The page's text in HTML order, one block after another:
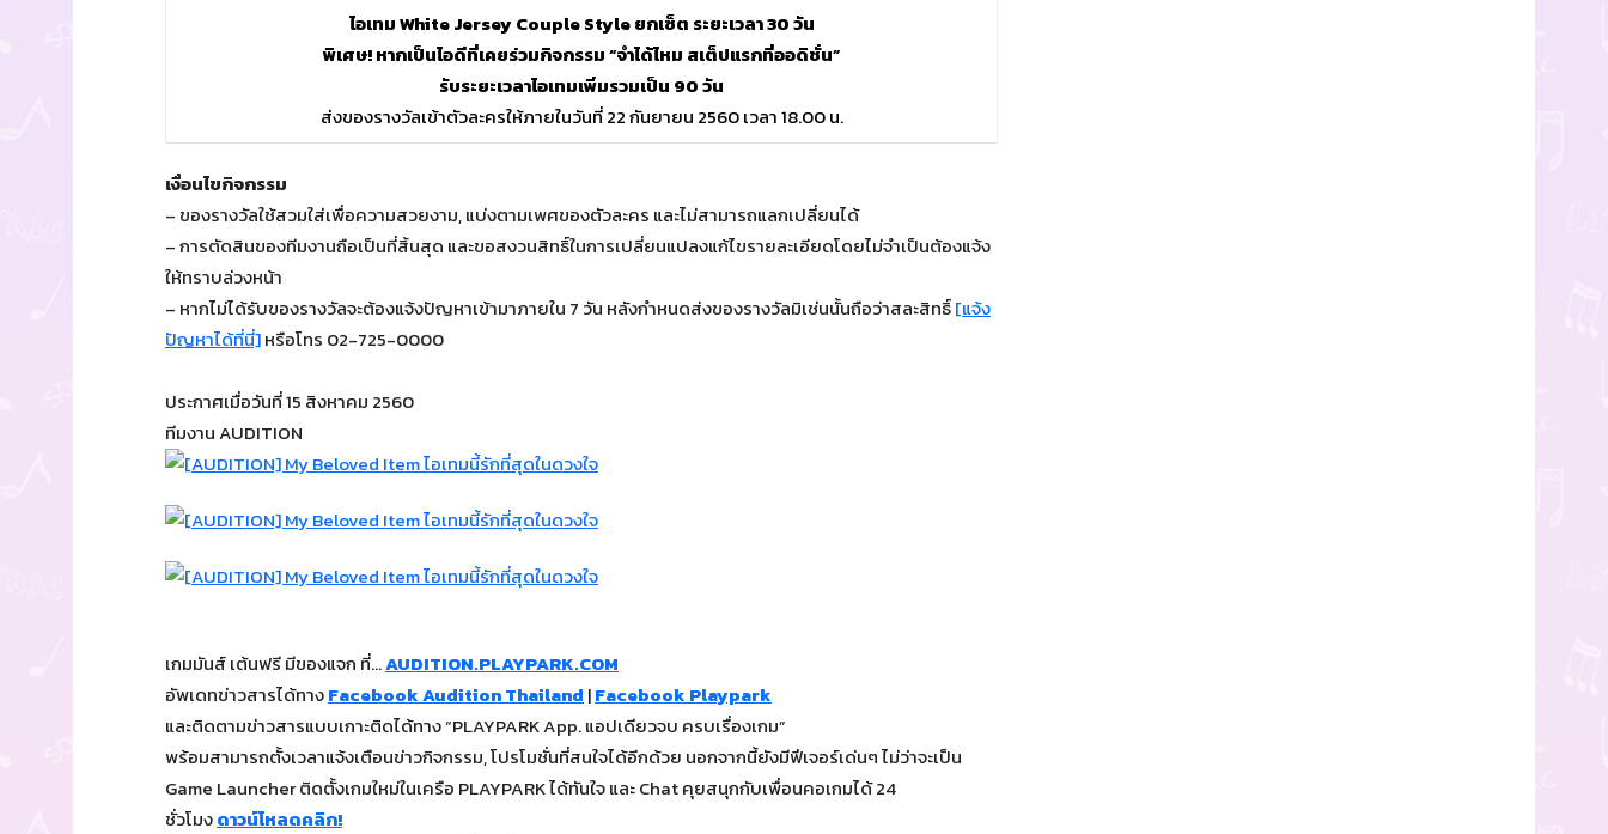
ไอเทม White Jersey Couple Style ยกเซ็ต ระยะเวลา 30 วัน
พิเศษ! หากเป็นไอดีที่เคยร่วมกิจกรรม “จำได้ไหม สเต็ปแรกที่ออดิชั่น”
รับระยะเวลาไอเทมเพิ่มรวมเป็น 90 วัน
ส่งของรางวัลเข้าตัวละครให้ภายในวันที่ 22 กันยายน 2560 เวลา 18.00 น.
เงื่อนไขกิจกรรม
– ของรางวัลใช้สวมใส่เพื่อความสวยงาม, แบ่งตามเพศของตัวละคร และไม่สามารถแลกเปลี่ยนได้
– การตัดสินของทีมงานถือเป็นที่สิ้นสุด และขอสงวนสิทธิ์ในการเปลี่ยนแปลงแก้ไขรายละเอียดโดยไม่จำเป็นต้องแจ้ง
ให้ทราบล่วงหน้า
– หากไม่ได้รับของรางวัลจะต้องแจ้งปัญหาเข้ามาภายใน 7 วัน หลังกำหนดส่งของรางวัลมิเช่นนั้นถือว่าสละสิทธิ์[แจ้ง
ปัญหาได้ที่นี่]หรือโทร 02-725-0000
ประกาศเมื่อวันที่ 15 สิงหาคม 2560
ทีมงาน AUDITION
เกมมันส์ เต้นฟรี มีของแจก ที่…AUDITION.PLAYPARK.COM
อัพเดทข่าวสารได้ทางFacebook Audition Thailand |Facebook Playpark
และติดตามข่าวสารแบบเกาะติดได้ทาง “PLAYPARK App. แอปเดียวจบ ครบเรื่องเกม”
พร้อมสามารถตั้งเวลาแจ้งเตือนข่าวกิจกรรม, โปรโมชั่นที่สนใจได้อีกด้วย นอกจากนี้ยังมีฟีเจอร์เด่นๆ ไม่ว่าจะเป็น
Game Launcher ติดตั้งเกมใหม่ในเครือ PLAYPARK ได้ทันใจ และ Chat คุยสนุกกับเพื่อนคอเกมได้ 24
ชั่วโมงดาวน์โหลดคลิก!